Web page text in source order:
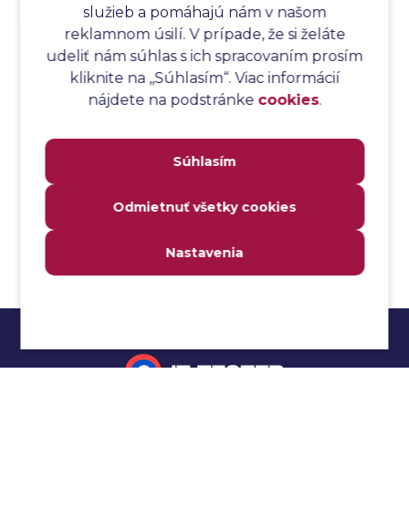
Analýza stromu chýb softvéru
Analýza testovacieho bodu
Analýza toku riadenia
Analýza toku údajov
Analýza webových stránok a inventár meraní
Analyzovateľnosť
Anti-malvér
služieb a pomáhajú nám v našom
reklamnom úsilí. V prípade, že si želáte
udeliť nám súhlas s ich spracovaním prosím
kliknite na ,,Súhlasím“. Viac informácií
nájdete na podstránke cookies.
Súhlasím
Odmietnuť všetky cookies
Nastavenia